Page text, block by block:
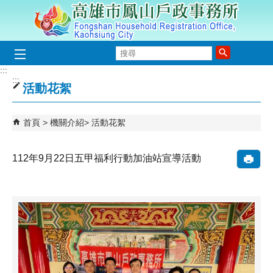
跳到主要內容區塊
尋
:::
:::
活動花絮
首頁 機關介紹 活動花絮
112年9月22日五甲福利行動加油站宣導活動